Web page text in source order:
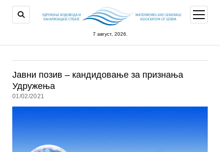
7 август, 2026.
open
menu
Јавни позив – кандидовање за признања
Удружења
01/02/2021